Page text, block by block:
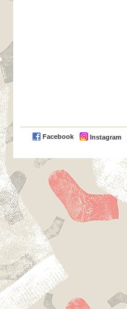
Facebook Instagram